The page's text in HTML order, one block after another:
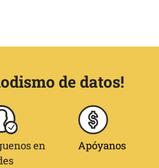
de datos!
en
Apóyanos